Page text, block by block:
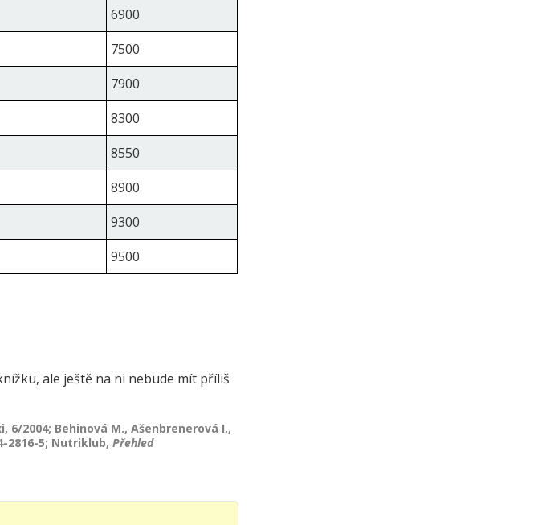
6900
7500
7900
8300
8550
8900
9300
9500
ale ještě na ni nebude mít příliš
6/2004; Behinová M., Ašenbrenerová I.,
2816-5; Nutriklub, Přehled